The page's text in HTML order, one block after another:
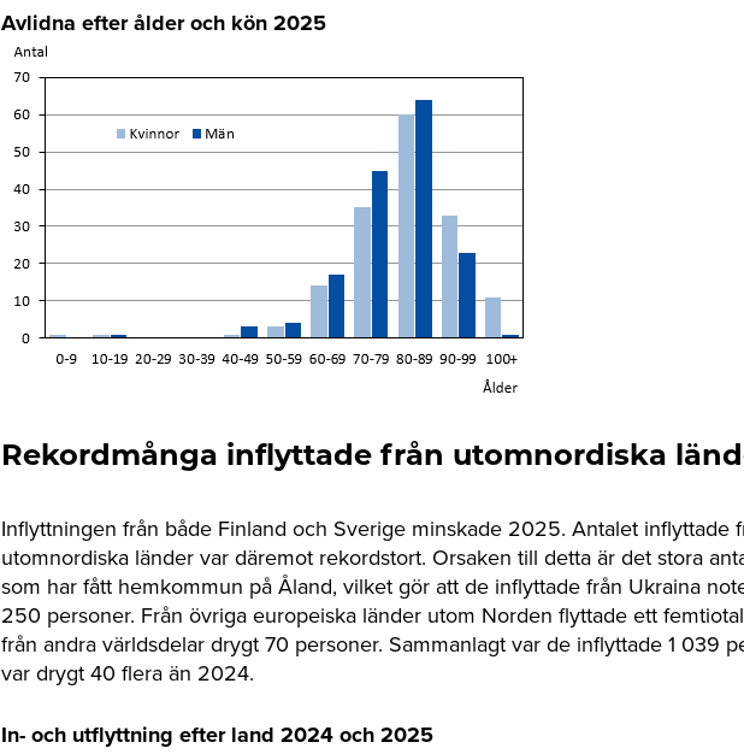
Avlidna efter ålder och kön 2025
Rekordmånga inflyttade från utomnordiska
Inflyttningen från både Finland och Sverige minskade 2025. Antalet inflyttade
utomnordiska länder var däremot rekordstort. Orsaken till detta är det stora
som har fått hemkommun på Åland, vilket gör att de inflyttade från Ukraina
250 personer. Från övriga europeiska länder utom Norden flyttade ett
från andra världsdelar drygt 70 personer. Sammanlagt var de inflyttade 1 039
var drygt 40 flera än 2024.
In- och utflyttning efter land 2024 och 2025